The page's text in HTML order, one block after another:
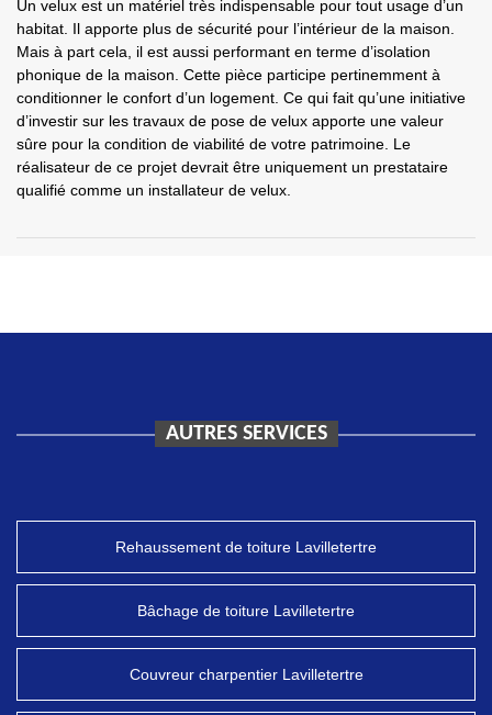
Un velux est un matériel très indispensable pour tout usage d’un
habitat. Il apporte plus de sécurité pour l’intérieur de la maison.
Mais à part cela, il est aussi performant en terme d’isolation
phonique de la maison. Cette pièce participe pertinemment à
conditionner le confort d’un logement. Ce qui fait qu’une initiative
d’investir sur les travaux de pose de velux apporte une valeur
sûre pour la condition de viabilité de votre patrimoine. Le
réalisateur de ce projet devrait être uniquement un prestataire
qualifié comme un installateur de velux.
AUTRES SERVICES
Rehaussement de toiture Lavilletertre
Bâchage de toiture Lavilletertre
Couvreur charpentier Lavilletertre